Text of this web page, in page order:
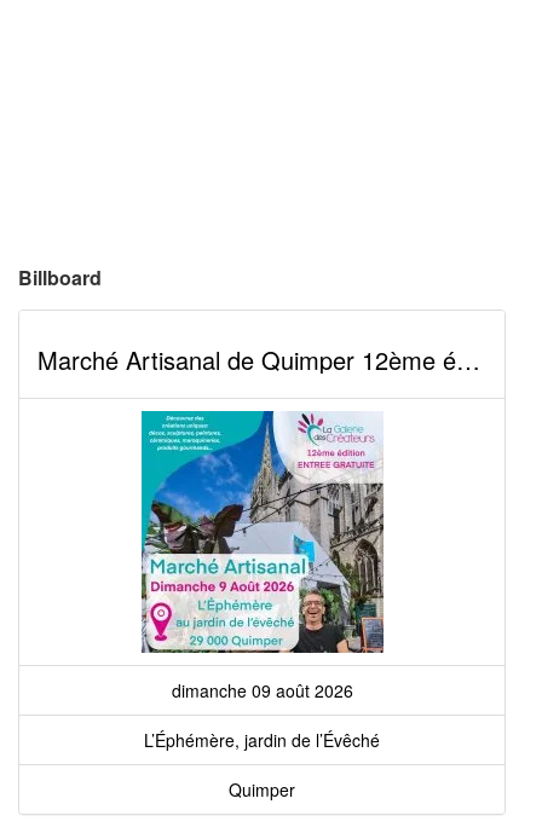
Billboard
Marché Artisanal de Quimper 12ème édition
dimanche 09 août 2026
L’Éphémère, jardin de l’Évêché
Quimper